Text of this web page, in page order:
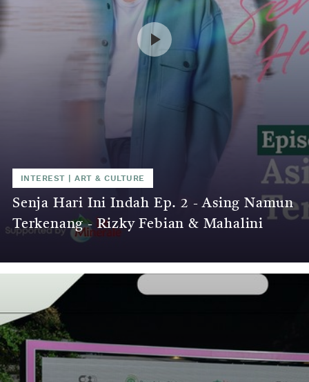
INTEREST |ART & CULTURE
Senja Hari Ini Indah Ep. 2 - Asing Namun
Terkenang - Rizky Febian & Mahalini